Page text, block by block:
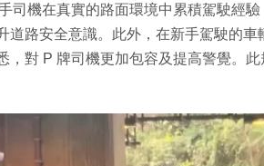
司機在真實的路面環境中累積駕駛經
道路安全意識。此外，在新手駕駛的車
，對 P 牌司機更加包容及提高警覺。